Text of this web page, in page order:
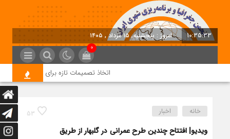
10:35:34 امروز : پنجشنبه, ۱۵ مرداد , ۱۴۰۵
0
اتخاذ تصمیمات تازه برای تسریع در روند
53 خانه اخبار
ویدیو| افتتاح چندین طرح عمرانی در گلبهار از طریق